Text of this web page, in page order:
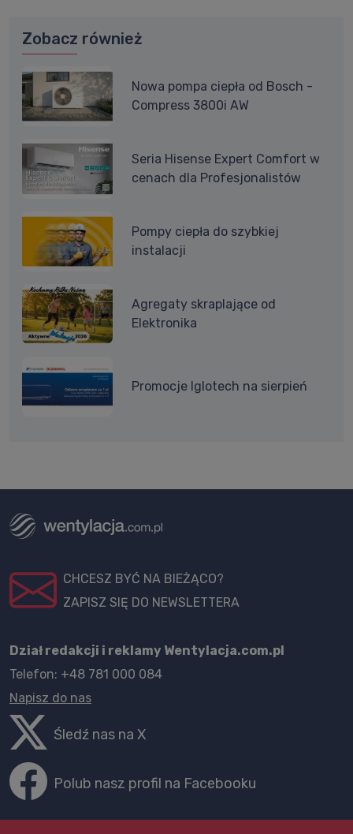
Zobacz również
Nowa pompa ciepła od Bosch -
Compress 3800i AW
Seria Hisense Expert Comfort w
cenach dla Profesjonalistów
Pompy ciepła do szybkiej
instalacji
Agregaty skraplające od
Elektronika
Promocje Iglotech na sierpień
CHCESZ BYĆ NA BIEŻĄCO?
ZAPISZ SIĘ DO NEWSLETTERA
Dział redakcji i reklamy Wentylacja.com.pl
Telefon: +48 781 000 084
Napisz do nas
Śledź nas na X
Polub nasz profil na Facebooku